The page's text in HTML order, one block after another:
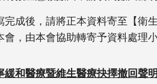
完成後，請將正本資料寄至【衛
會，由本會協助轉寄予資料處理
緩和醫療暨維生醫療抉擇撤回聲